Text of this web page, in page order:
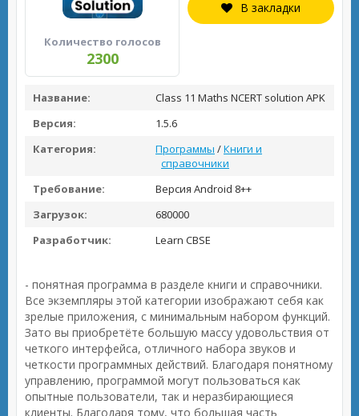
Количество голосов
2300
В закладки
Название:
Class 11 Maths NCERT solution APK
Версия:
1.5.6
Категория:
Программы /Книги и
справочники
Требование:
Версия Android 8++
Загрузок:
680000
Разработчик:
Learn CBSE
- понятная программа в разделе книги и справочники.
Все экземпляры этой категории изображают себя как
зрелые приложения, с минимальным набором функций.
Зато вы приобретёте большую массу удовольствия от
четкого интерфейса, отличного набора звуков и
четкости программных действий. Благодаря понятному
управлению, программой могут пользоваться как
опытные пользователи, так и неразбирающиеся
клиенты. Благодаря тому, что большая часть